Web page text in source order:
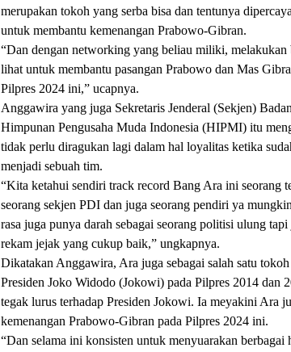
merupakan tokoh yang serba bisa dan tentunya
untuk membantu kemenangan Prabowo-Gibran.
“Dan dengan networking yang beliau miliki, melakukan
lihat untuk membantu pasangan Prabowo dan Mas
Pilpres 2024 ini,” ucapnya.
Anggawira yang juga Sekretaris Jenderal (Sekjen)
Himpunan Pengusaha Muda Indonesia (HIPMI) itu
tidak perlu diragukan lagi dalam hal loyalitas ketika
menjadi sebuah tim.
“Kita ketahui sendiri track record Bang Ara ini seorang
seorang sekjen PDI dan juga seorang pendiri ya
rasa juga punya darah sebagai seorang politisi ulung
rekam jejak yang cukup baik,” ungkapnya.
Dikatakan Anggawira, Ara juga sebagai salah satu
Presiden Joko Widodo (Jokowi) pada Pilpres 2014 dan
tegak lurus terhadap Presiden Jokowi. Ia meyakini Ara
kemenangan Prabowo-Gibran pada Pilpres 2024 ini.
“Dan selama ini konsisten untuk menyuarakan berbagai